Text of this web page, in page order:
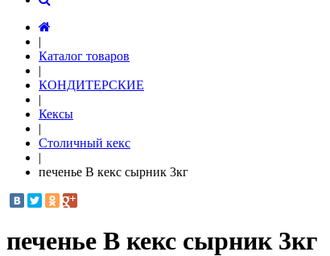
|
Каталог товаров
|
КОНДИТЕРСКИЕ
|
Кексы
|
Столичный кекс
|
печенье В кекс сырник 3кг
печенье В кекс сырник 3кг